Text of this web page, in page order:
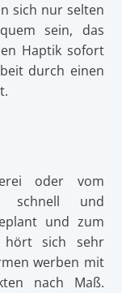
sich nur selten
sein, das
Haptik sofort
durch einen
oder vom
schnell und
und zum
hört sich sehr
werben mit
nach Maß.